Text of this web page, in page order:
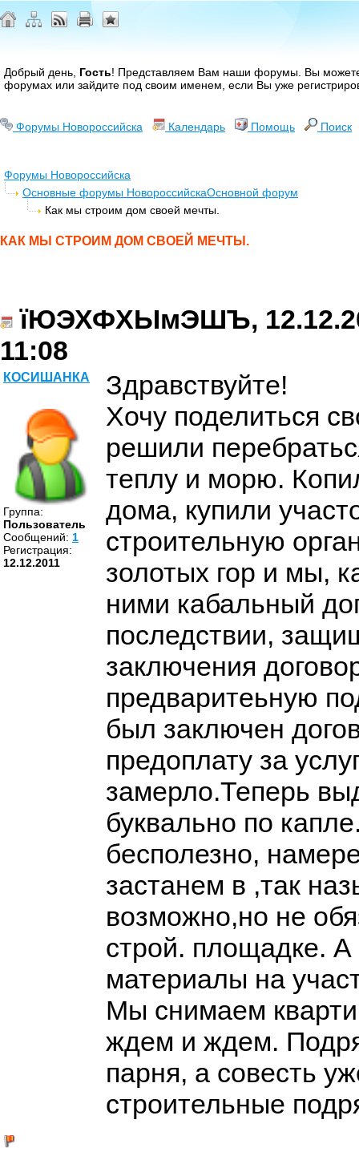
Добрый день, Гость! Представляем Вам наши форумы. Вы
форумах или зайдите под своим именем, если Вы уже
Форумы Новороссийска Календарь Помощь Поиск
Форумы Новороссийска
Основные форумы НовороссийскаОсновной форум
Как мы строим дом своей мечты.
КАК МЫ СТРОИМ ДОМ СВОЕЙ МЕЧТЫ.
їЮЭХФХЫмЭШЪ,
11:08
КОСИШАНКА
Группа:
Пользователь
Cообщений: 1
Регистрация:
12.12.2011
Здравствуйте!
Хочу поделиться
решили
теплу и морю.
дома, купили
строительную
золотых гор и мы,
ними кабальный
последствии,
заключения
предваритеьную
был заключен
предоплату за
замерло.Теперь
буквально по
бесполезно,
застанем в ,так
возможно,но не
строй. площадке.
материалы на
Мы снимаем
ждем и ждем.
парня, а совесть
строительные